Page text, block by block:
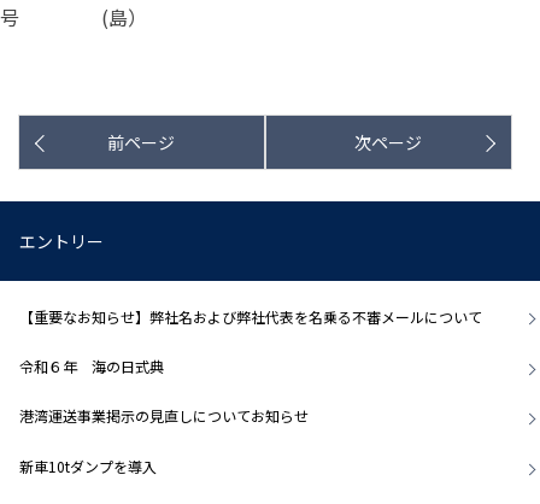
号 (島）
前ページ 次ページ
エントリー
【重要なお知らせ】弊社名および弊社代表を名乗る不審メールについて
令和６年 海の日式典
港湾運送事業掲示の見直しについてお知らせ
新車10tダンプを導入